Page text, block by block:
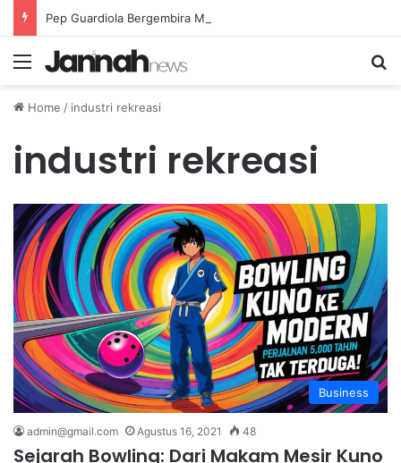
Menu
Home / industri rekreasi
industri rekreasi
Business
admin@gmail.com Agustus 16, 2021 48
Sejarah Bowling: Dari Makam Mesir Kuno